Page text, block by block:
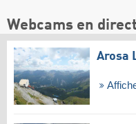
Webcams en direct
Arosa